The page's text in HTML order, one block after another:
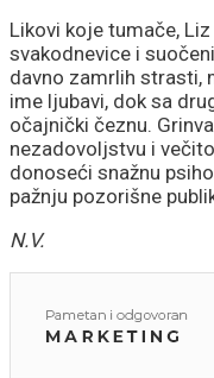
Likovi koje tumače,
svakodnevice i
davno zamrlih strasti,
ime ljubavi, dok sa
očajnički čeznu.
nezadovoljstvu i
donoseći snažnu
pažnju pozorišne
N.V.